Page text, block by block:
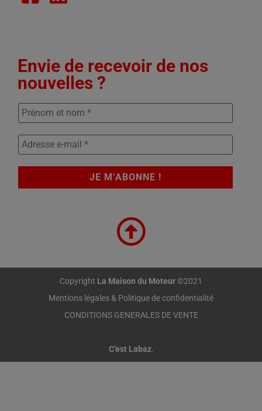
Envie de recevoir de nos
nouvelles ?
Copyright La Maison du Moteur©2021
Mentions légales & Politique de confidentialité
CONDITIONS GENERALES DE VENTE
C’est Labaz.